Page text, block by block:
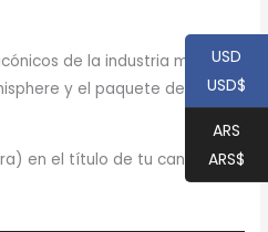
de la industria musical,
y el paquete de Waves,
en el título de tu canción
USD
USD$
ARS
ARS$